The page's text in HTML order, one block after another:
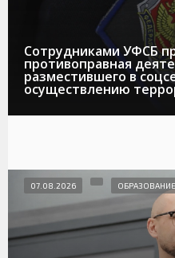
Сотрудниками УФСБ
противоправная
разместившего в
осуществлению
07.08.2026 ОБРАЗОВАНИЕ